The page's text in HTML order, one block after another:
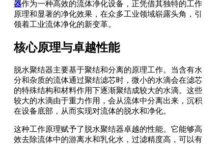
器作为一种高效的流体净化设备，正凭借其独特的工作
原理和显著的净化效果，在众多工业领域崭露头角，引
领着工业流体净化的新变革。
核心原理与卓越性能
脱水聚结器主要基于聚结和分离的原理工作。当含有水
分和杂质的流体通过聚结滤芯时，微小的水滴会在滤芯
的特殊结构和材料作用下逐渐聚结成较大的水滴。这些
较大的水滴由于重力作用，会从流体中分离出来，沉积
在设备底部，从而实现对流体的脱水和净化。
这种工作原理赋予了脱水聚结器卓越的性能。它能够高
效去除流体中的游离水和乳化水，过滤精度高，可以有